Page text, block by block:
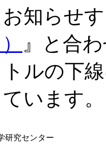
知らせ
』と合
ルの下
います。
研究センター